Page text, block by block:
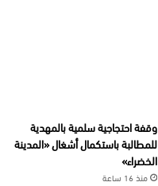
وقفة احتجاجية سلمية بالمهدية
للمطالبة باستكمال أشغال «المدينة
الخضراء»
منذ 16 ساعة